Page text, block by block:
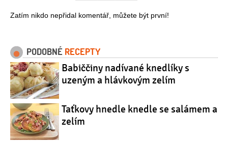
Zatím nikdo nepřidal komentář, můžete být první!
PODOBNÉ RECEPTY
Babiččiny nadívané knedlíky s
uzeným a hlávkovým zelím
Taťkovy hnedle knedle se salámem a
zelím